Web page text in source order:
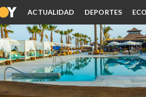
ACTUALIDAD DEPORTES